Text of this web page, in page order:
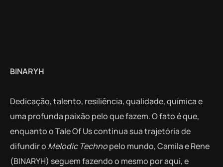
BINARYH
Dedicação, talento, resiliência, qualidade, química e
uma profunda paixão pelo que fazem. O fato é que,
enquanto o Tale Of Us continua sua trajetória de
difundir o Melodic Technopelo mundo, Camila e Rene
(BINARYH) seguem fazendo o mesmo por aqui, e